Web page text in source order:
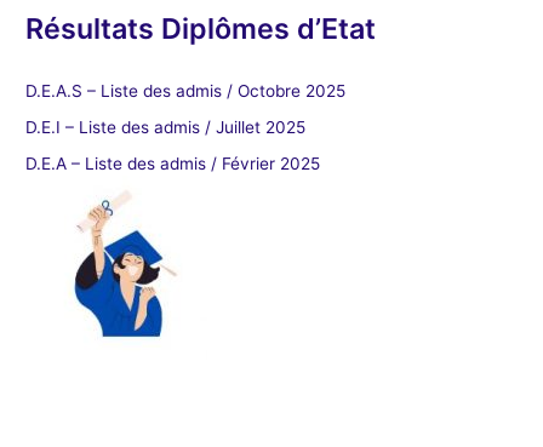
Résultats Diplômes d’Etat
D.E.A.S – Liste des admis / Octobre 2025
D.E.I – Liste des admis / Juillet 2025
D.E.A – Liste des admis / Février 2025